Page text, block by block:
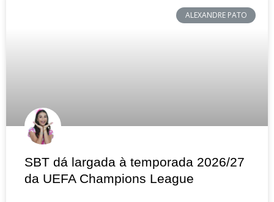
ALEXANDRE PATO
SBT dá largada à temporada 2026/27
da UEFA Champions League